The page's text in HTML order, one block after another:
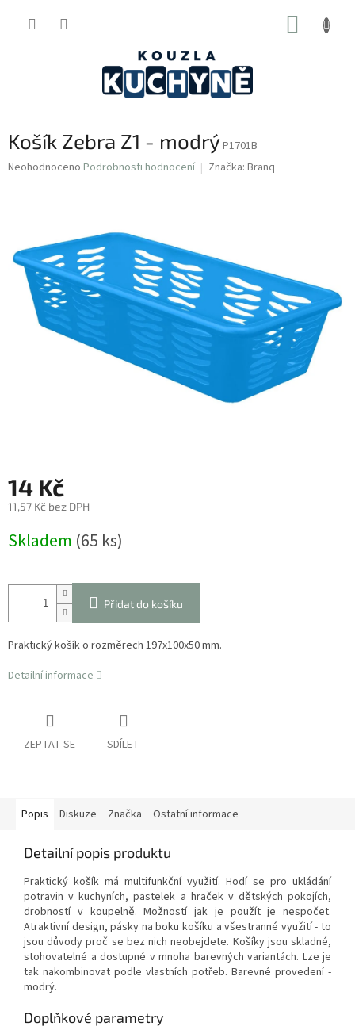
Košík Zebra Z1 - modrý P1701B
Průměrné
hvězdiček.
Neohodnoceno Podrobnosti hodnocení Značka: Branq
14 Kč
11,57 Kč bez DPH
cena:
Skladem (65 ks)
Přidat do košíku
Praktický košík o rozměrech 197x100x50 mm.
Detailní informace
ZEPTAT SE SDÍLET
Popis Diskuze Značka Ostatní informace
Detailní popis produktu
Praktický košík má multifunkční využití. Hodí se pro ukládání
potravin v kuchyních, pastelek a hraček v dětských pokojích,
drobností v koupelně. Možností jak je použít je nespočet.
Atraktivní design, pásky na boku košíku a všestranné využití - to
jsou důvody proč se bez nich neobejdete. Košíky jsou skladné,
stohovatelné a dostupné v mnoha barevných variantách. Lze je
tak nakombinovat podle vlastních potřeb. Barevné provedení -
modrý.
Doplňkové parametry